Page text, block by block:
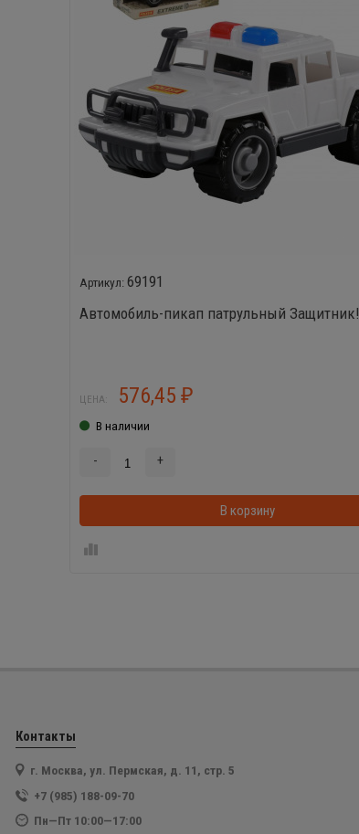
69191
Автомобиль-пикап патрульный Защитник!
ЦЕНА: 576,45 ₽
В наличии
- +
В корзину
Контакты
г. Москва, ул. Пермская, д. 11, стр. 5
+7 (985) 188-09-70
Пн—Пт 10:00—17:00